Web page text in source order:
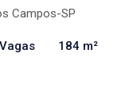
Campos-SP
184 m²